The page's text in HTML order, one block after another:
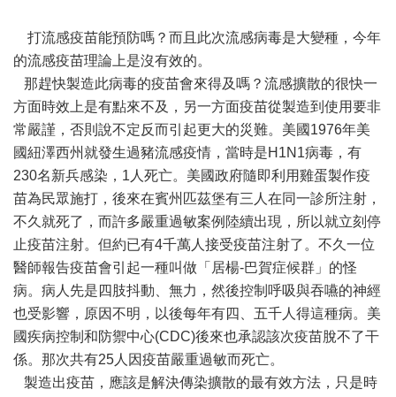
打流感疫苗能預防嗎？而且此次流感病毒是大變種，今年
的流感疫苗理論上是沒有效的。
那趕快製造此病毒的疫苗會來得及嗎？流感擴散的很快一
方面時效上是有點來不及，另一方面疫苗從製造到使用要非
常嚴謹，否則說不定反而引起更大的災難。美國1976年美
國紐澤西州就發生過豬流感疫情，當時是H1N1病毒，有
230名新兵感染，1人死亡。美國政府隨即利用雞蛋製作疫
苗為民眾施打，後來在賓州匹茲堡有三人在同一診所注射，
不久就死了，而許多嚴重過敏案例陸續出現，所以就立刻停
止疫苗注射。但約已有4千萬人接受疫苗注射了。不久一位
醫師報告疫苗會引起一種叫做「居楊-巴賀症候群」的怪
病。病人先是四肢抖動、無力，然後控制呼吸與吞嚥的神經
也受影響，原因不明，以後每年有四、五千人得這種病。美
國疾病控制和防禦中心(CDC)後來也承認該次疫苗脫不了干
係。那次共有25人因疫苗嚴重過敏而死亡。
製造出疫苗，應該是解決傳染擴散的最有效方法，只是時